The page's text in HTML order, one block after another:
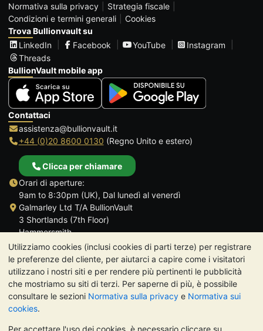
Utilizziamo cookies (inclusi cookies di parti terze) per registrare
le preferenze del cliente, per aiutarci a capire come i visitatori
utilizzano i nostri siti e per rendere più pertinenti le pubblicità
che mostriamo su siti di terzi. Per saperne di più, è possibile
consultare le sezioni Normativa sulla privacy e Normativa sui
cookies.
Per accettare l'uso dei cookies, è necessario cliccare su
Normativa sulla privacy
Strategia fiscale
Condizioni e termini generali
Cookies
Trova Bullionvault su
LinkedIn
Facebook YouTube
Instagram
Threads
BullionVault mobile app
Contattaci
assistenza@bullionvault.it
+44 (0)20 8600 0130 (Regno Unito e estero)
Clicca per chiamare
Orari di aperture:
9am to 8:30pm (UK), Dal lunedì al venerdì
Galmarley Ltd T/A BullionVault
3 Shortlands (7th Floor)
Hammersmith
Londra
W6 8DA
Regno Unito